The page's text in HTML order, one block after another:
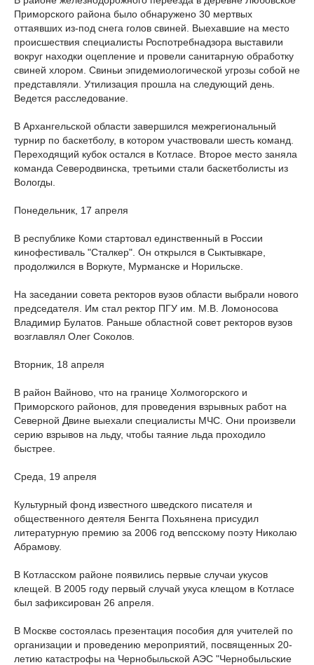
Приморского района было обнаружено 30 мертвых
оттаявших из-под снега голов свиней. Выехавшие на место
происшествия специалисты Роспотребнадзора выставили
вокруг находки оцепление и провели санитарную обработку
свиней хлором. Свиньи эпидемиологической угрозы собой не
представляли. Утилизация прошла на следующий день.
Ведется расследование.
В Архангельской области завершился межрегиональный
турнир по баскетболу, в котором участвовали шесть команд.
Переходящий кубок остался в Котласе. Второе место заняла
команда Северодвинска, третьими стали баскетболисты из
Вологды.
Понедельник, 17 апреля
В республике Коми стартовал единственный в России
кинофестиваль "Сталкер". Он открылся в Сыктывкаре,
продолжился в Воркуте, Мурманске и Норильске.
На заседании совета ректоров вузов области выбрали нового
председателя. Им стал ректор ПГУ им. М.В. Ломоносова
Владимир Булатов. Раньше областной совет ректоров вузов
возглавлял Олег Соколов.
Вторник, 18 апреля
В район Вайново, что на границе Холмогорского и
Приморского районов, для проведения взрывных работ на
Северной Двине выехали специалисты МЧС. Они произвели
серию взрывов на льду, чтобы таяние льда проходило
быстрее.
Среда, 19 апреля
Культурный фонд известного шведского писателя и
общественного деятеля Бенгта Похьянена присудил
литературную премию за 2006 год вепсскому поэту Николаю
Абрамову.
В Котласском районе появились первые случаи укусов
клещей. В 2005 году первый случай укуса клещом в Котласе
был зафиксирован 26 апреля.
В Москве состоялась презентация пособия для учителей по
организации и проведению мероприятий, посвященных 20-
летию катастрофы на Чернобыльской АЭС "Чернобыльские